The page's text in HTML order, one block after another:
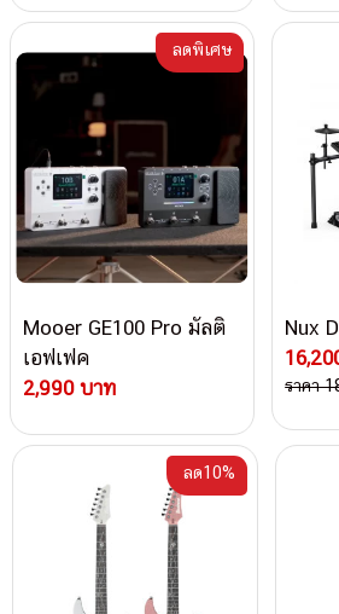
Mooer GE100 Pro มัลติ
เอฟเฟค
2,990 บาท
ลดพิเศษ
Nux
ราคา
ลด10%